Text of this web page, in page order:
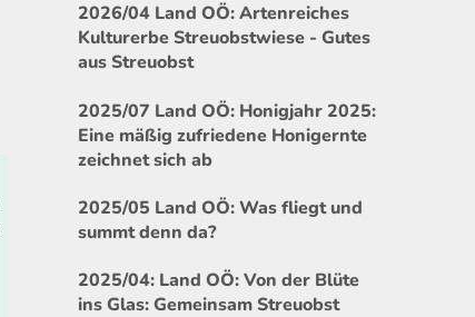
2026/04 Land OÖ: Artenreiches
Kulturerbe Streuobstwiese - Gutes
aus Streuobst
2025/07 Land OÖ: Honigjahr 2025:
Eine mäßig zufriedene Honigernte
zeichnet sich ab
2025/05 Land OÖ: Was fliegt und
summt denn da?
2025/04: Land OÖ: Von der Blüte
ins Glas: Gemeinsam Streuobst